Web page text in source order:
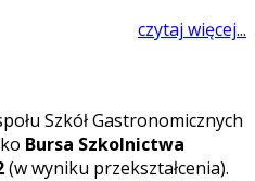
czytaj więcej...
Szkół Gastronomicznych
Bursa Szkolnictwa
(w wyniku przekształcenia).